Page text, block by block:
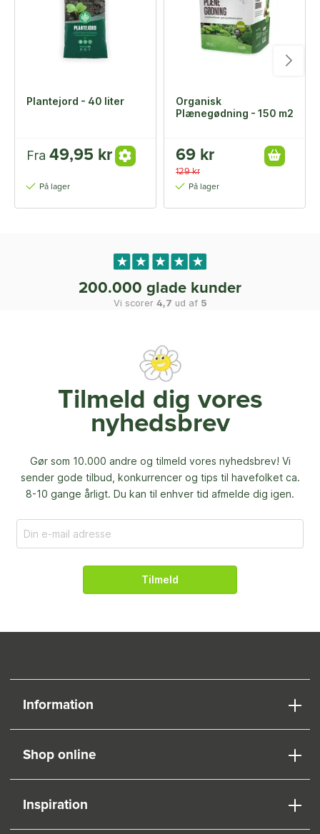
Plantejord - 40 liter
Fra 49,95 kr
På lager
Organisk
Plænegødning - 150 m2
69 kr
129 kr
På lager
200.000 glade kunder
Vi scorer 4,7 ud af 5
Tilmeld dig vores
nyhedsbrev
Gør som 10.000 andre og tilmeld vores nyhedsbrev! Vi
sender gode tilbud, konkurrencer og tips til havefolket ca.
8-10 gange årligt. Du kan til enhver tid afmelde dig igen.
Tilmeld
Information
Shop online
Inspiration